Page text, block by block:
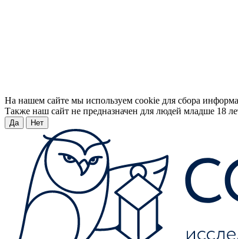
На нашем сайте мы используем cookie для сбора
Также наш сайт не предназначен для людей младше 18
Да Нет